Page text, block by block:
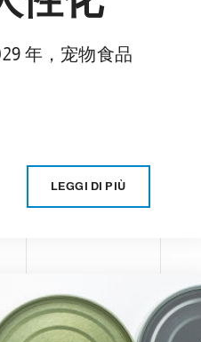
年，宠物食品
LEGGI DI PIÙ